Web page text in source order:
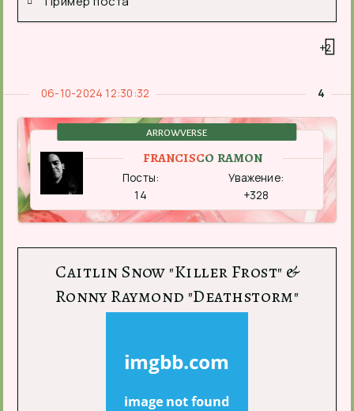
+2
4
06-10-2024 12:30:32
FRANCISCO RAMON
ARROWVERSE
Уважение:
+328
Посты:
14
Caitlin Snow "Killer Frost" &
Ronny Raymond "Deathstorm"